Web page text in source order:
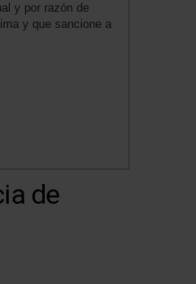
y por razón de
y que sancione a
de